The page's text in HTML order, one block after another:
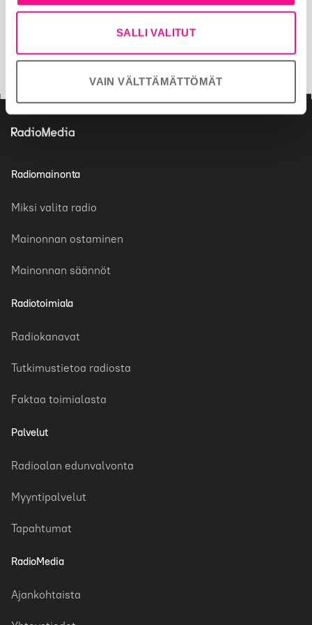
SALLI VALITUT
VAIN VÄLTTÄMÄTTÖMÄT
twitter facebook
Radiomainonta
Miksi valita radio
Mainonnan ostaminen
Mainonnan säännöt
Radiotoimiala
Radiokanavat
Tutkimustietoa radiosta
Faktaa toimialasta
Palvelut
Radioalan edunvalvonta
Myyntipalvelut
Tapahtumat
RadioMedia
Ajankohtaista